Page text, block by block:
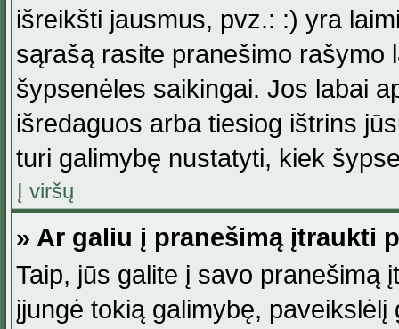
išreikšti jausmus, pvz.: :) yra
sąrašą rasite pranešimo rašymo
šypsenėles saikingai. Jos labai
išredaguos arba tiesiog ištrins
turi galimybę nustatyti, kiek
Į viršų
» Ar galiu į pranešimą įtraukti
Taip, jūs galite į savo pranešimą
įjungė tokią galimybę,